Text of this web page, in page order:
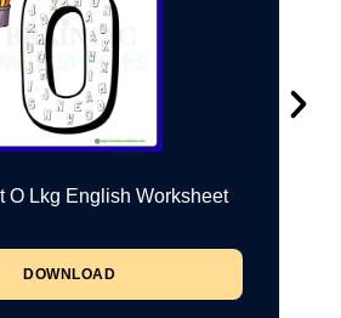
O Lkg English Worksheet
DOWNLOAD